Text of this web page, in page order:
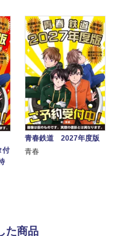
付
青春鉄道 2027年度版
青春
た商品